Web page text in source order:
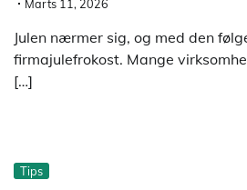
Marts 11, 2026
Julen nærmer sig, og med den
firmajulefrokost. Mange
[…]
Tips